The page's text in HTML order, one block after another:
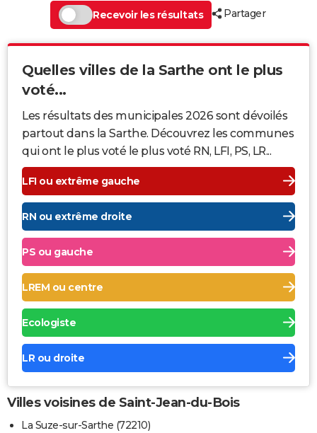
Recevoir les résultats
Partager
Quelles villes de la Sarthe ont le plus
voté...
Les résultats des municipales 2026 sont dévoilés
partout dans la Sarthe. Découvrez les communes
qui ont le plus voté le plus voté RN, LFI, PS, LR...
LFI ou extrême gauche
RN ou extrême droite
PS ou gauche
LREM ou centre
Ecologiste
LR ou droite
Villes voisines de Saint-Jean-du-Bois
La Suze-sur-Sarthe (72210)